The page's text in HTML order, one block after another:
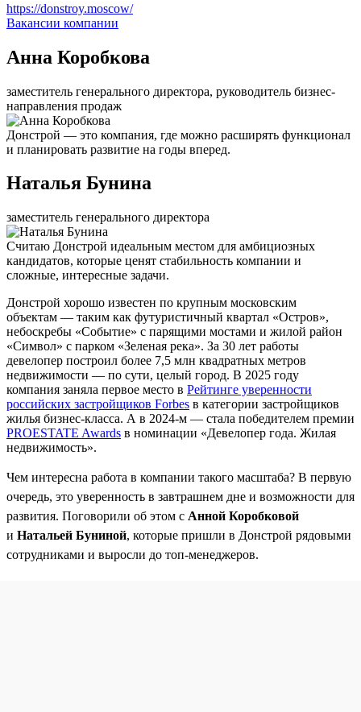
https://donstroy.moscow/
Вакансии компании
Анна Коробкова
заместитель генерального директора, руководитель бизнес-
направления продаж
Донстрой — это компания, где можно расширять функционал
и планировать развитие на годы вперед.
Наталья Бунина
заместитель генерального директора
Считаю Донстрой идеальным местом для амбициозных
кандидатов, которые ценят стабильность компании и
сложные, интересные задачи.
Донстрой хорошо известен по крупным московским
объектам — таким как футуристичный квартал «Остров»,
небоскребы «Событие» с парящими мостами и жилой район
«Символ» с парком «Зеленая река». За 30 лет работы
девелопер построил более 7,5 млн квадратных метров
недвижимости — по сути, целый город. В 2025 году
компания заняла первое место в Рейтинге уверенности
российских застройщиков Forbes в категории застройщиков
жилья бизнес-класса. А в 2024-м — стала победителем премии
PROESTATE Awards в номинации «Девелопер года. Жилая
недвижимость».
Чем интересна работа в компании такого масштаба? В первую
очередь, это уверенность в завтрашнем дне и возможности для
развития. Поговорили об этом с Анной Коробковой
и Натальей Буниной, которые пришли в Донстрой рядовыми
сотрудниками и выросли до топ-менеджеров.